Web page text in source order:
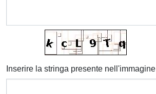
Inserire la stringa presente nell'immagine